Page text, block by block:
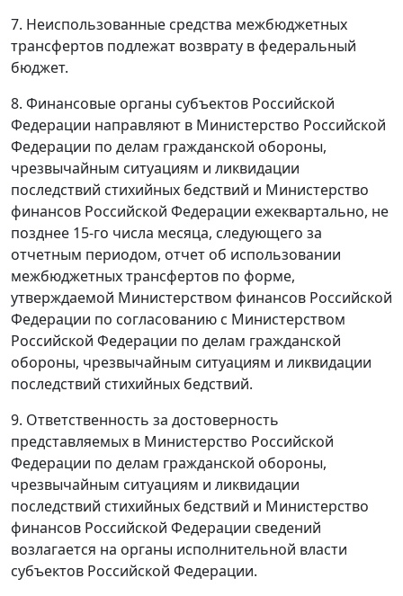
7. Неиспользованные средства межбюджетных
трансфертов подлежат возврату в федеральный
бюджет.
8. Финансовые органы субъектов Российской
Федерации направляют в Министерство Российской
Федерации по делам гражданской обороны,
чрезвычайным ситуациям и ликвидации
последствий стихийных бедствий и Министерство
финансов Российской Федерации ежеквартально, не
позднее 15-го числа месяца, следующего за
отчетным периодом, отчет об использовании
межбюджетных трансфертов по форме,
утверждаемой Министерством финансов Российской
Федерации по согласованию с Министерством
Российской Федерации по делам гражданской
обороны, чрезвычайным ситуациям и ликвидации
последствий стихийных бедствий.
9. Ответственность за достоверность
представляемых в Министерство Российской
Федерации по делам гражданской обороны,
чрезвычайным ситуациям и ликвидации
последствий стихийных бедствий и Министерство
финансов Российской Федерации сведений
возлагается на органы исполнительной власти
субъектов Российской Федерации.